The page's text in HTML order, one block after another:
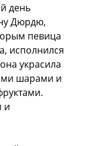
день
Дюрдю,
певица
исполнился
украсила
шарами и
и